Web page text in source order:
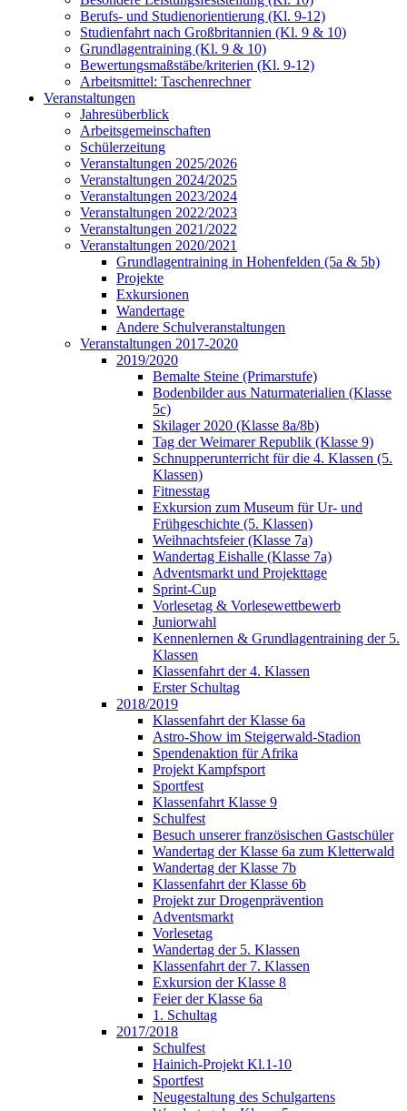
Berufs- und Studienorientierung (Kl. 9-12)
Studienfahrt nach Großbritannien (Kl. 9 & 10)
Grundlagentraining (Kl. 9 & 10)
Bewertungsmaßstäbe/kriterien (Kl. 9-12)
Arbeitsmittel: Taschenrechner
Veranstaltungen
Jahresüberblick
Arbeitsgemeinschaften
Schülerzeitung
Veranstaltungen 2025/2026
Veranstaltungen 2024/2025
Veranstaltungen 2023/2024
Veranstaltungen 2022/2023
Veranstaltungen 2021/2022
Veranstaltungen 2020/2021
Grundlagentraining in Hohenfelden (5a & 5b)
Projekte
Exkursionen
Wandertage
Andere Schulveranstaltungen
Veranstaltungen 2017-2020
2019/2020
Bemalte Steine (Primarstufe)
Bodenbilder aus Naturmaterialien (Klasse
5c)
Skilager 2020 (Klasse 8a/8b)
Tag der Weimarer Republik (Klasse 9)
Schnupperunterricht für die 4. Klassen (5.
Klassen)
Fitnesstag
Exkursion zum Museum für Ur- und
Frühgeschichte (5. Klassen)
Weihnachtsfeier (Klasse 7a)
Wandertag Eishalle (Klasse 7a)
Adventsmarkt und Projekttage
Sprint-Cup
Vorlesetag & Vorlesewettbewerb
Juniorwahl
Kennenlernen & Grundlagentraining der 5.
Klassen
Klassenfahrt der 4. Klassen
Erster Schultag
2018/2019
Klassenfahrt der Klasse 6a
Astro-Show im Steigerwald-Stadion
Spendenaktion für Afrika
Projekt Kampfsport
Sportfest
Klassenfahrt Klasse 9
Schulfest
Besuch unserer französischen Gastschüler
Wandertag der Klasse 6a zum Kletterwald
Wandertag der Klasse 7b
Klassenfahrt der Klasse 6b
Projekt zur Drogenprävention
Adventsmarkt
Vorlesetag
Wandertag der 5. Klassen
Klassenfahrt der 7. Klassen
Exkursion der Klasse 8
Feier der Klasse 6a
1. Schultag
2017/2018
Schulfest
Hainich-Projekt Kl.1-10
Sportfest
Neugestaltung des Schulgartens